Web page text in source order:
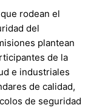
rodean el
del
plantean
de la
e industriales
de calidad,
de seguridad